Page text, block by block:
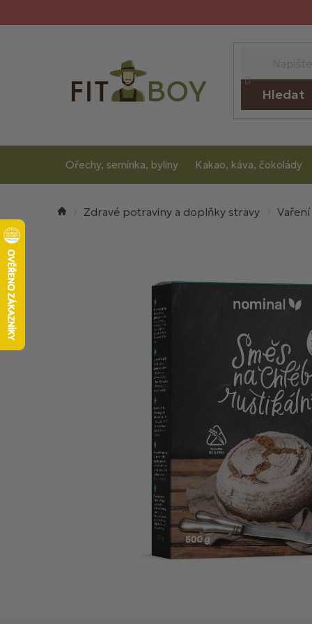
Hledat
Ořechy, semínka, byliny Kakao, káva, čokolády
Domů Zdravé potraviny a doplňky stravy